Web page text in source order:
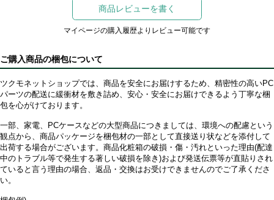
商品レビューを書く
マイページの購入履歴よりレビュー可能です
ご購入商品の梱包について
ツクモネットショップでは、商品を安全にお届けするため、精密性の高いPC
パーツの配送に緩衝材を敷き詰め、安心・安全にお届けできるよう丁寧な梱
包を心がけております。
一部、家電、PCケースなどの大型商品につきましては、環境への配慮という
観点から、商品パッケージを梱包材の一部として直接送り状などを添付して
出荷する場合がございます。商品化粧箱の破損・傷・汚れといった理由(配達
中のトラブル等で発生する著しい破損を除き)および発送伝票等が直貼りされ
ていると言う理由の場合、返品・交換はお受けできませんのでご了承くださ
い。